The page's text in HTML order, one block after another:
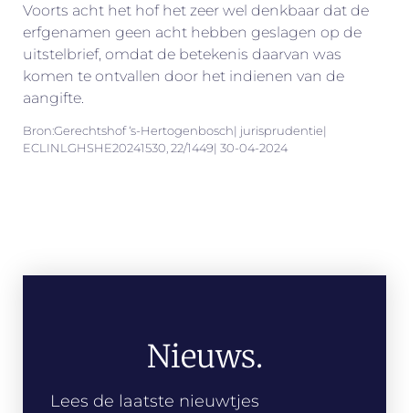
Voorts acht het hof het zeer wel denkbaar dat de
erfgenamen geen acht hebben geslagen op de
uitstelbrief, omdat de betekenis daarvan was
komen te ontvallen door het indienen van de
aangifte.
Bron:Gerechtshof ‘s-Hertogenbosch| jurisprudentie|
ECLINLGHSHE20241530, 22/1449| 30-04-2024
Nieuws.
Lees de laatste nieuwtjes